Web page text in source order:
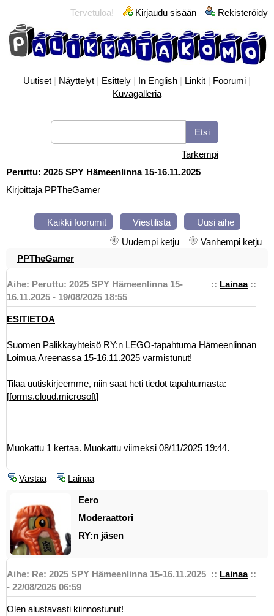
Tervetuloa! Kirjaudu sisään Rekisteröidy
Uutiset | Näyttelyt | Esittely | In English | Linkit | Foorumi |
Kuvagalleria
Tarkempi
Peruttu: 2025 SPY Hämeenlinna 15-16.11.2025
Kirjoittaja PPTheGamer
Kaikki foorumit Viestilista
Uusi aihe
Uudempi ketju
Vanhempi ketju
PPTheGamer
:: Lainaa::
Aihe: Peruttu: 2025 SPY Hämeenlinna 15-
16.11.2025 - 19/08/2025 18:55
ESITIETOA
Suomen Palikkayhteisö RY:n LEGO-tapahtuma Hämeenlinnan
Loimua Areenassa 15-16.11.2025 varmistunut!
Tilaa uutiskirjeemme, niin saat heti tiedot tapahtumasta:
[forms.cloud.microsoft]
Muokattu 1 kertaa. Muokattu viimeksi 08/11/2025 19:44.
Vastaa Lainaa
Eero
Moderaattori
RY:n jäsen
:: Lainaa::
Aihe: Re: 2025 SPY Hämeenlinna 15-16.11.2025
- 22/08/2025 06:59
Olen alustavasti kiinnostunut!